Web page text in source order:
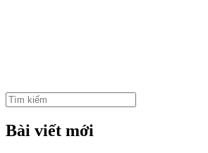
Tìm
kiếm:
Bài viết mới